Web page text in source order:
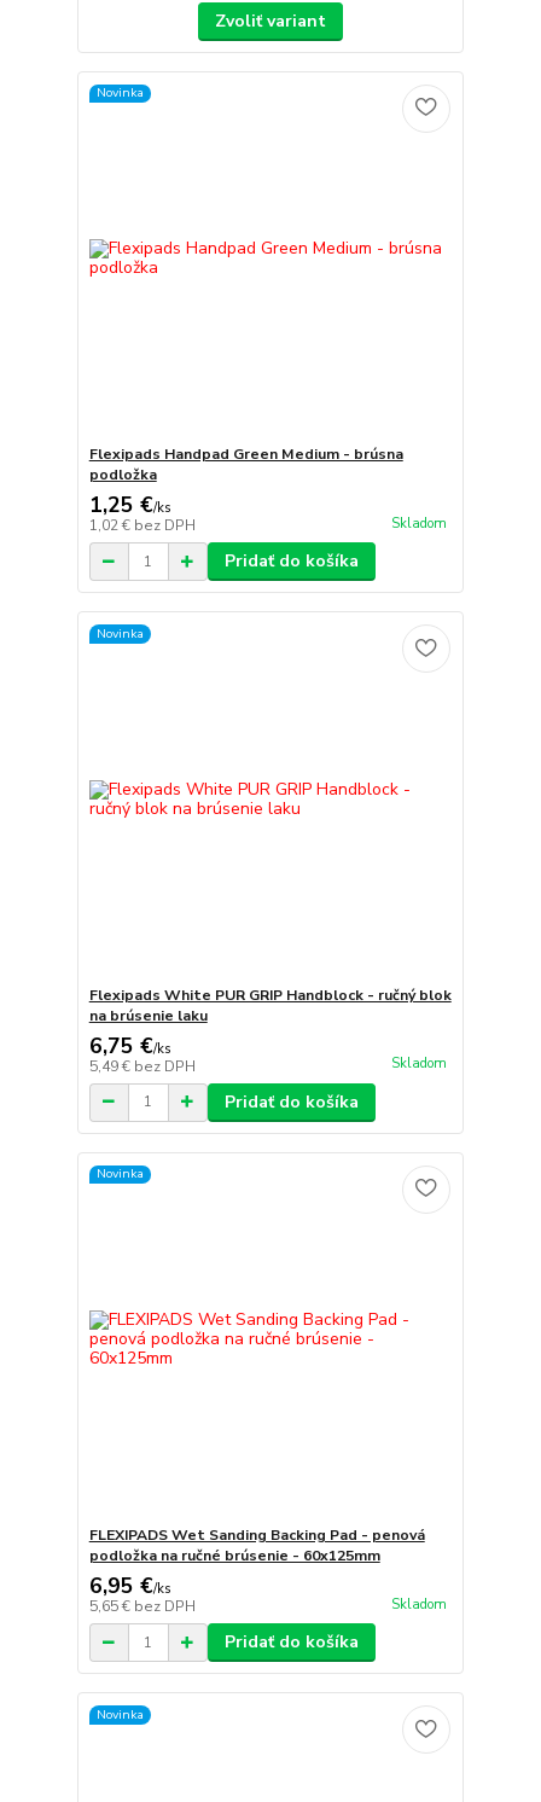
Zvoliť variant
Novinka
Flexipads Handpad Green Medium - brúsna
podložka
1,25 €/ks
1,02 € bez DPH Skladom
Pridať do košíka
Novinka
Flexipads White PUR GRIP Handblock - ručný blok
na brúsenie laku
6,75 €/ks
5,49 € bez DPH Skladom
Pridať do košíka
Novinka
FLEXIPADS Wet Sanding Backing Pad - penová
podložka na ručné brúsenie - 60x125mm
6,95 €/ks
5,65 € bez DPH Skladom
Pridať do košíka
Novinka